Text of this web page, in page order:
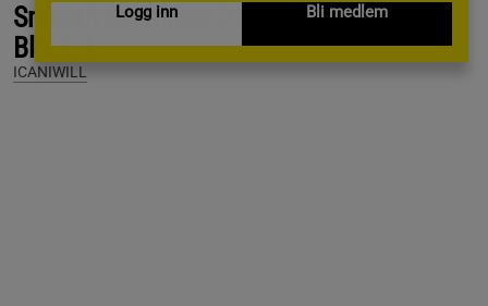
Logg inn
Bli medlem
Smooth Seamless 2-in-1 Strappy Tank,
Black, L
ICANIWILL